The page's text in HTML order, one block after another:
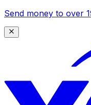
Send money to over